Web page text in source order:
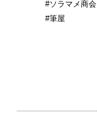
#ソラマメ商会
#筆屋